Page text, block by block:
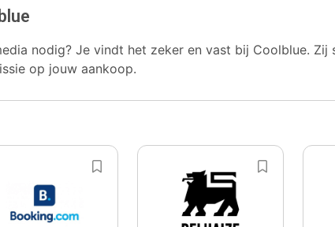
nodig? Je vindt het zeker en vast bij Coolblue. Zij
op jouw aankoop.